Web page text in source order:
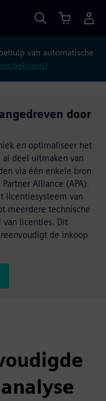
van automatische
bekijken?
door
en optimaliseer het
deel uitmaken van
via één enkele bron
Alliance (APA).
licentiesysteem van
meerdere technische
van licenties. Dit
de inkoop